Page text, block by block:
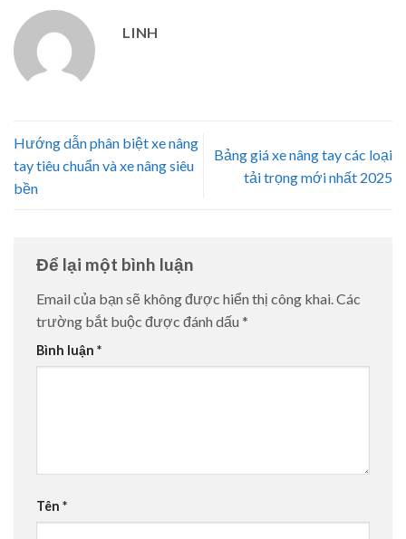
LINH
Hướng dẫn phân biệt xe nâng
tay tiêu chuẩn và xe nâng siêu
bền
Bảng giá xe nâng tay các loại
tải trọng mới nhất 2025
Để lại một bình luận
Email của bạn sẽ không được hiển thị công khai.Các
trường bắt buộc được đánh dấu *
Bình luận *
Tên *